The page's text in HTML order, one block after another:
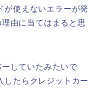
が使えないエラーが発
由に当てはまると思
していたみたいで
したらクレジットカー